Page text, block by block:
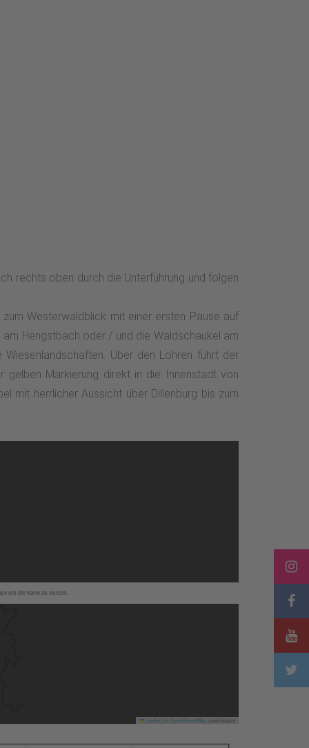
rechts oben durch die Unterführung und folgen
Westerwaldblick mit einer ersten Pause auf
Hengstbach oder / und die Waldschaukel am
Über den Löhren führt der
Markierung direkt in die Innenstadt von
mit herrlicher Aussicht über Dillenburg bis zum
um die Karte zu nutzen.
Leaflet OpenStreetMapcontributors